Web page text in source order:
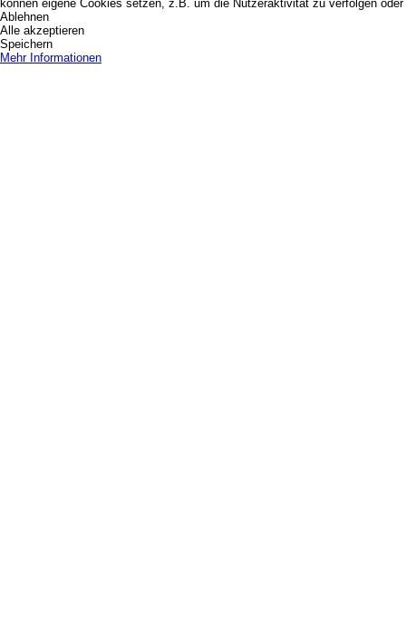
können eigene Cookies setzen, z.B. um die Nutzeraktivität zu verfolgen
Ablehnen
Alle akzeptieren
Speichern
Mehr Informationen